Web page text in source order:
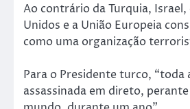
Ao contrário da Turquia, Israel,
Unidos e a União Europeia
como uma organização
Para o Presidente turco, “toda
assassinada em direto,